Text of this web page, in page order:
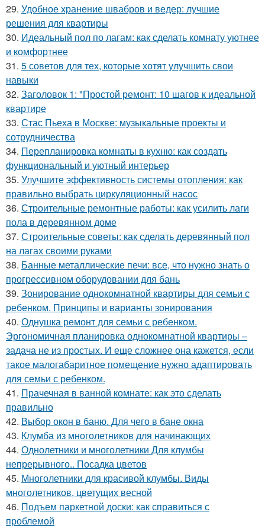
29. Удобное хранение швабров и ведер: лучшие
решения для квартиры
30. Идеальный пол по лагам: как сделать комнату уютнее
и комфортнее
31. 5 советов для тех, которые хотят улучшить свои
навыки
32. Заголовок 1: "Простой ремонт: 10 шагов к идеальной
квартире
33. Стас Пьеха в Москве: музыкальные проекты и
сотрудничества
34. Перепланировка комнаты в кухню: как создать
функциональный и уютный интерьер
35. Улучшите эффективность системы отопления: как
правильно выбрать циркуляционный насос
36. Строительные ремонтные работы: как усилить лаги
пола в деревянном доме
37. Строительные советы: как сделать деревянный пол
на лагах своими руками
38. Банные металлические печи: все, что нужно знать о
прогрессивном оборудовании для бань
39. Зонирование однокомнатной квартиры для семьи с
ребенком. Принципы и варианты зонирования
40. Однушка ремонт для семьи с ребенком.
Эргономичная планировка однокомнатной квартиры –
задача не из простых. И еще сложнее она кажется, если
такое малогабаритное помещение нужно адаптировать
для семьи с ребенком.
41. Прачечная в ванной комнате: как это сделать
правильно
42. Выбор окон в баню. Для чего в бане окна
43. Клумба из многолетников для начинающих
44. Однолетники и многолетники Для клумбы
непрерывного.. Посадка цветов
45. Многолетники для красивой клумбы. Виды
многолетников, цветущих весной
46. Подъем паркетной доски: как справиться с
проблемой